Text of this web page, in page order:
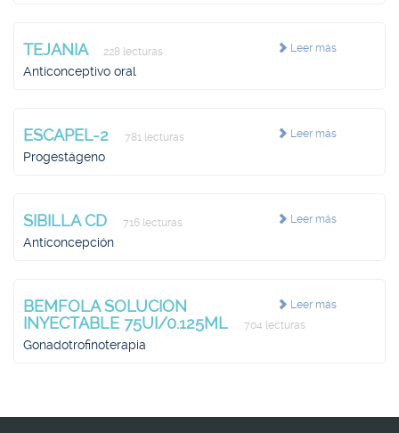
Leer más
TEJANIA 228 lecturas
Anticonceptivo oral
Leer más
ESCAPEL-2 781 lecturas
Progestágeno
Leer más
SIBILLA CD 716 lecturas
Anticoncepción
Leer más
BEMFOLA SOLUCION
INYECTABLE 75UI/0.125ML
704 lecturas
Gonadotrofinoterapia